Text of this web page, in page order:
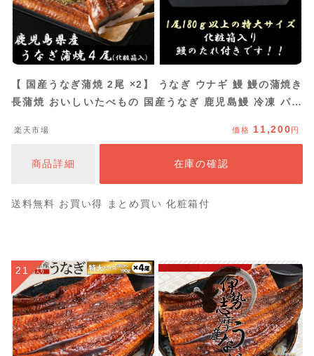
【 国産うなぎ蒲焼 2尾 ×2】 うなぎ ウナギ 鰻 鰻の蒲焼き
長蒲焼 おいしいたべもの 国産うなぎ 鹿児島鰻 冷凍 パッ
鰻の蒲焼 ギフト 贈り物 贈答用 土用 丑の日 4尾 かごしま
楽天市場 価格 11,200円
商品詳細 在庫の確認
送料無料 お買い得 まとめ買い 化粧箱付
21